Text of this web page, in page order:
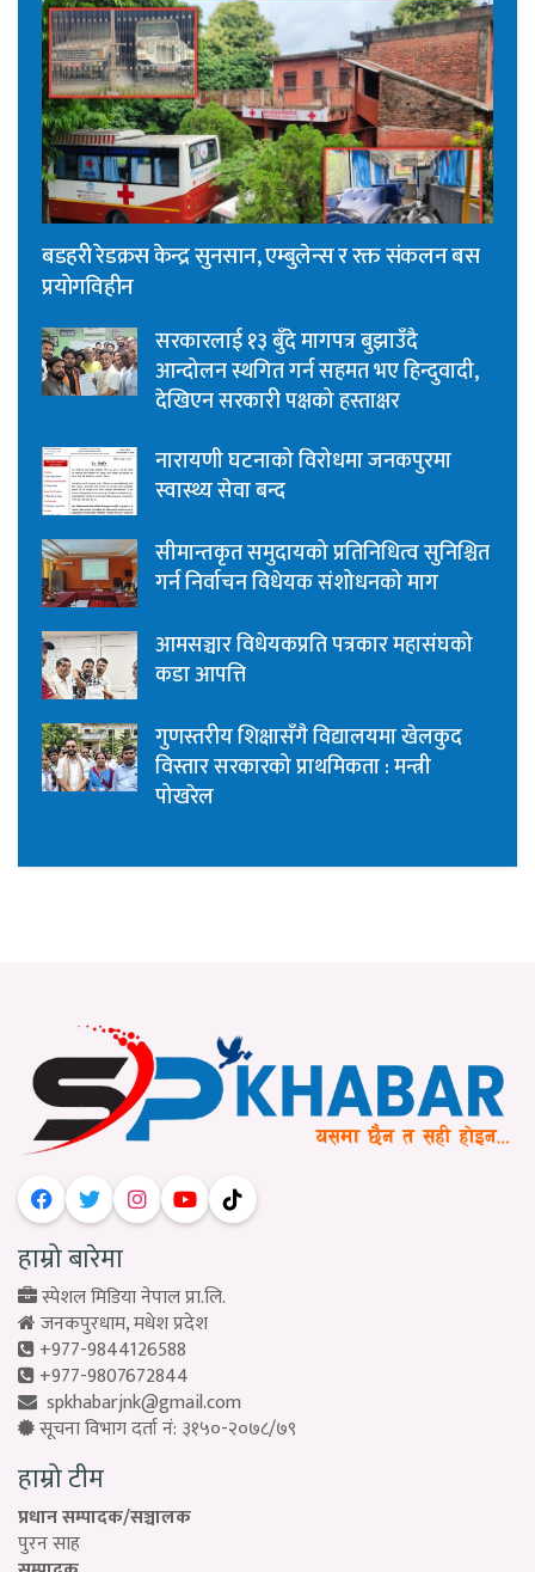
बडहरी रेडक्रस केन्द्र सुनसान, एम्बुलेन्स र रक्त संकलन बस
प्रयोगविहीन
सरकारलाई १३ बुँदे मागपत्र बुझाउँदै
आन्दोलन स्थगित गर्न सहमत भए हिन्दुवादी,
देखिएन सरकारी पक्षको हस्ताक्षर
नारायणी घटनाको विरोधमा जनकपुरमा
स्वास्थ्य सेवा बन्द
सीमान्तकृत समुदायको प्रतिनिधित्व सुनिश्चित
गर्न निर्वाचन विधेयक संशोधनको माग
आमसञ्चार विधेयकप्रति पत्रकार महासंघको
कडा आपत्ति
गुणस्तरीय शिक्षासँगै विद्यालयमा खेलकुद
विस्तार सरकारको प्राथमिकता : मन्त्री
पोखरेल
हाम्रो बारेमा
स्पेशल मिडिया नेपाल प्रा.लि.
जनकपुरधाम, मधेश प्रदेश
+977-9844126588
+977-9807672844
spkhabarjnk@gmail.com
सूचना विभाग दर्ता नं: ३१५०-२०७८/७९
हाम्रो टीम
प्रधान सम्पादक/सञ्चालक
पुरन साह